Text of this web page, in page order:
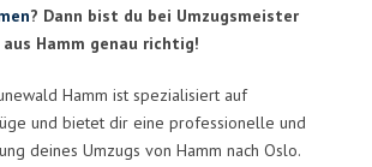
? Dann bist du bei Umzugsmeister
aus Hamm genau richtig!
Hamm ist spezialisiert auf
und bietet dir eine professionelle und
deines Umzugs von Hamm nach Oslo.